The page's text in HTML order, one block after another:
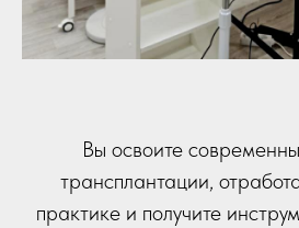
Вы освоите
трансплантации,
практике и получите